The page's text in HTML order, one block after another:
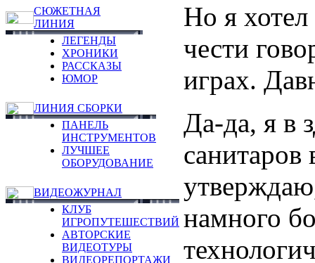
СЮЖЕТНАЯ
ЛИНИЯ
ЛЕГЕНДЫ
ХРОНИКИ
РАССКАЗЫ
ЮМОР
ЛИНИЯ СБОРКИ
ПАНЕЛЬ
ИНСТРУМЕНТОВ
ЛУЧШЕЕ
ОБОРУДОВАНИЕ
ВИДЕОЖУРНАЛ
КЛУБ
ИГРОПУТЕШЕСТВИЙ
АВТОРСКИЕ
ВИДЕОТУРЫ
ВИДЕОРЕПОРТАЖИ
Но я
чести
играх.
Да-да, я в
намного